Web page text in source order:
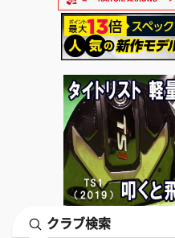
クラブ検索